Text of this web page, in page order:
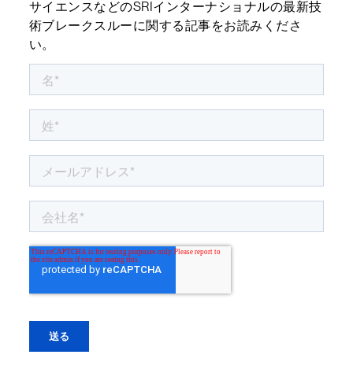
サイエンスなどのSRIインターナショナルの最新技
術ブレークスルーに関する記事をお読みくださ
い。